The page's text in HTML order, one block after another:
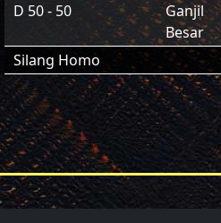
D 50 - 50
Ganjil
Besar
Silang Homo